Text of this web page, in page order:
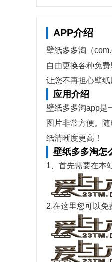
APP介绍
壁纸多多淘（
自由更换各种免
让您不再担心壁
应用介绍
壁纸多多淘app是
图片非常方便。
纸清晰度更高！
壁纸多多淘怎
1、首先需要在本
2.在这里您可以免